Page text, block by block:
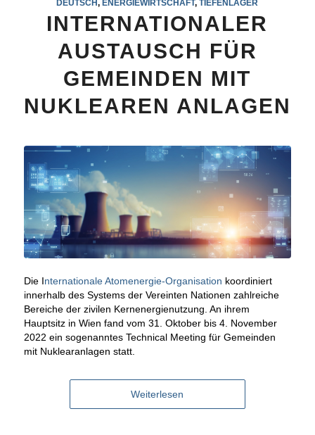
DEUTSCH,ENERGIEWIRTSCHAFT,TIEFENLAGER
INTERNATIONALER
AUSTAUSCH FÜR
GEMEINDEN MIT
NUKLEAREN ANLAGEN
Die Internationale Atomenergie-Organisation koordiniert
innerhalb des Systems der Vereinten Nationen zahlreiche
Bereiche der zivilen Kernenergienutzung. An ihrem
Hauptsitz in Wien fand vom 31. Oktober bis 4. November
2022 ein sogenanntes Technical Meeting für Gemeinden
mit Nuklearanlagen statt.
Weiterlesen